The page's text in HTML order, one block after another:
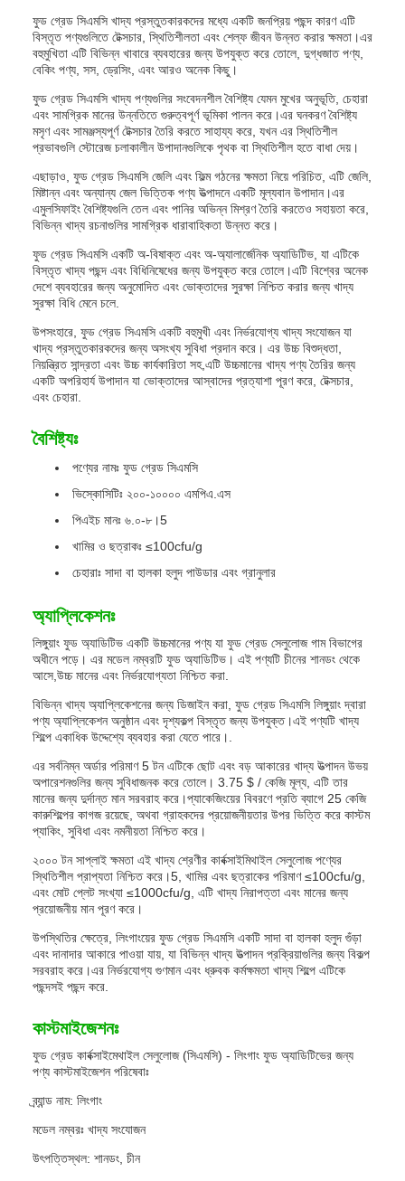
ফুড গ্রেড সিএমসি খাদ্য প্রস্তুতকারকদের মধ্যে একটি জনপ্রিয় পছন্দ কারণ এটি
বিস্তৃত পণ্যগুলিতে টেক্সচার, স্থিতিশীলতা এবং শেল্ফ জীবন উন্নত করার ক্ষমতা।এর
বহুমুখিতা এটি বিভিন্ন খাবারে ব্যবহারের জন্য উপযুক্ত করে তোলে, দুগ্ধজাত পণ্য,
বেকিং পণ্য, সস, ড্রেসিং, এবং আরও অনেক কিছু।
ফুড গ্রেড সিএমসি খাদ্য পণ্যগুলির সংবেদনশীল বৈশিষ্ট্য যেমন মুখের অনুভূতি, চেহারা
এবং সামগ্রিক মানের উন্নতিতে গুরুত্বপূর্ণ ভূমিকা পালন করে।এর ঘনকরণ বৈশিষ্ট্য
মসৃণ এবং সামঞ্জস্যপূর্ণ টেক্সচার তৈরি করতে সাহায্য করে, যখন এর স্থিতিশীল
প্রভাবগুলি স্টোরেজ চলাকালীন উপাদানগুলিকে পৃথক বা স্থিতিশীল হতে বাধা দেয়।
এছাড়াও, ফুড গ্রেড সিএমসি জেলি এবং ফিল্ম গঠনের ক্ষমতা নিয়ে পরিচিত, এটি জেলি,
মিষ্টান্ন এবং অন্যান্য জেল ভিত্তিক পণ্য উত্পাদনে একটি মূল্যবান উপাদান।এর
এমুলসিফাইং বৈশিষ্ট্যগুলি তেল এবং পানির অভিন্ন মিশ্রণ তৈরি করতেও সহায়তা করে,
বিভিন্ন খাদ্য রচনাগুলির সামগ্রিক ধারাবাহিকতা উন্নত করে।
ফুড গ্রেড সিএমসি একটি অ-বিষাক্ত এবং অ-অ্যালার্জেনিক অ্যাডিটিভ, যা এটিকে
বিস্তৃত খাদ্য পছন্দ এবং বিধিনিষেধের জন্য উপযুক্ত করে তোলে।এটি বিশ্বের অনেক
দেশে ব্যবহারের জন্য অনুমোদিত এবং ভোক্তাদের সুরক্ষা নিশ্চিত করার জন্য খাদ্য
সুরক্ষা বিধি মেনে চলে.
উপসংহারে, ফুড গ্রেড সিএমসি একটি বহুমুখী এবং নির্ভরযোগ্য খাদ্য সংযোজন যা
খাদ্য প্রস্তুতকারকদের জন্য অসংখ্য সুবিধা প্রদান করে। এর উচ্চ বিশুদ্ধতা,
নিয়ন্ত্রিত সান্দ্রতা এবং উচ্চ কার্যকারিতা সহ,এটি উচ্চমানের খাদ্য পণ্য তৈরির জন্য
একটি অপরিহার্য উপাদান যা ভোক্তাদের আস্বাদের প্রত্যাশা পূরণ করে, টেক্সচার,
এবং চেহারা.
বৈশিষ্ট্যঃ
পণ্যের নামঃ ফুড গ্রেড সিএমসি
ভিস্কোসিটিঃ ২০০-১০০০০ এমপিএ.এস
পিএইচ মানঃ ৬.০-৮।5
খামির ও ছত্রাকঃ ≤100cfu/g
চেহারাঃ সাদা বা হালকা হলুদ পাউডার এবং গ্রানুলার
অ্যাপ্লিকেশনঃ
লিঙ্গুয়াং ফুড অ্যাডিটিভ একটি উচ্চমানের পণ্য যা ফুড গ্রেড সেলুলোজ গাম বিভাগের
অধীনে পড়ে। এর মডেল নম্বরটি ফুড অ্যাডিটিভ। এই পণ্যটি চীনের শানডং থেকে
আসে,উচ্চ মানের এবং নির্ভরযোগ্যতা নিশ্চিত করা.
বিভিন্ন খাদ্য অ্যাপ্লিকেশনের জন্য ডিজাইন করা, ফুড গ্রেড সিএমসি লিঙ্গুয়াং দ্বারা
পণ্য অ্যাপ্লিকেশন অনুষ্ঠান এবং দৃশ্যকল্প বিস্তৃত জন্য উপযুক্ত।এই পণ্যটি খাদ্য
শিল্পে একাধিক উদ্দেশ্যে ব্যবহার করা যেতে পারে।.
এর সর্বনিম্ন অর্ডার পরিমাণ 5 টন এটিকে ছোট এবং বড় আকারের খাদ্য উত্পাদন উভয়
অপারেশনগুলির জন্য সুবিধাজনক করে তোলে। 3.75 $ / কেজি মূল্য, এটি তার
মানের জন্য দুর্দান্ত মান সরবরাহ করে।প্যাকেজিংয়ের বিবরণে প্রতি ব্যাগে 25 কেজি
কারুশিল্পের কাগজ রয়েছে, অথবা গ্রাহকদের প্রয়োজনীয়তার উপর ভিত্তি করে কাস্টম
প্যাকিং, সুবিধা এবং নমনীয়তা নিশ্চিত করে।
২০০০ টন সাপ্লাই ক্ষমতা এই খাদ্য শ্রেণীর কার্বক্সাইমিথাইল সেলুলোজ পণ্যের
স্থিতিশীল প্রাপ্যতা নিশ্চিত করে।5, খামির এবং ছত্রাকের পরিমাণ ≤100cfu/g,
এবং মোট প্লেট সংখ্যা ≤1000cfu/g, এটি খাদ্য নিরাপত্তা এবং মানের জন্য
প্রয়োজনীয় মান পূরণ করে।
উপস্থিতির ক্ষেত্রে, লিংগাংয়ের ফুড গ্রেড সিএমসি একটি সাদা বা হালকা হলুদ গুঁড়া
এবং দানাদার আকারে পাওয়া যায়, যা বিভিন্ন খাদ্য উত্পাদন প্রক্রিয়াগুলির জন্য বিকল্প
সরবরাহ করে।এর নির্ভরযোগ্য গুণমান এবং ধ্রুবক কর্মক্ষমতা খাদ্য শিল্পে এটিকে
পছন্দসই পছন্দ করে.
কাস্টমাইজেশনঃ
ফুড গ্রেড কার্বক্সাইমেথাইল সেলুলোজ (সিএমসি) - লিংগাং ফুড অ্যাডিটিভের জন্য
পণ্য কাস্টমাইজেশন পরিষেবাঃ
ব্র্যান্ড নাম: লিংগাং
মডেল নম্বরঃ খাদ্য সংযোজন
উৎপত্তিস্থল: শানডং, চীন